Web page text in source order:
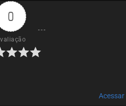
01
2021
0
Acessar